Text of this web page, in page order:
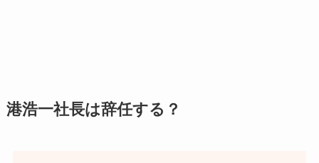
港浩一社長は辞任する？